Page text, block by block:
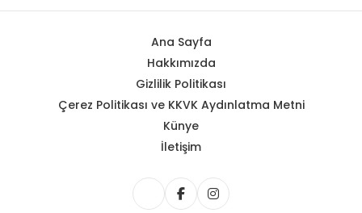
Ana Sayfa
Hakkımızda
Gizlilik Politikası
Çerez Politikası ve KKVK Aydınlatma Metni
Künye
İletişim